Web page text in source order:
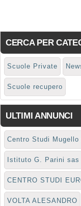
CERCA PER
Scuole Private
Scuole recupero
ULTIMI ANNUNCI
Centro Studi Mugello
Istituto G. Parini sas
CENTRO STUDI
VOLTA ALESANDRO